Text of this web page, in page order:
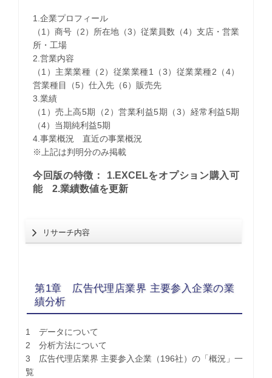
1.企業プロフィール
（1）商号（2）所在地（3）従業員数（4）支店・営業
所・工場
2.営業内容
（1）主業業種（2）従業業種1（3）従業業種2（4）
営業種目（5）仕入先（6）販売先
3.業績
（1）売上高5期（2）営業利益5期（3）経常利益5期
（4）当期純利益5期
4.事業概況 直近の事業概況
※上記は判明分のみ掲載
今回版の特徴： 1.EXCELをオプション購入可
能 2.業績数値を更新
リサーチ内容
第1章 広告代理店業界 主要参入企業の業
績分析
1 データについて
2 分析方法について
3 広告代理店業界 主要参入企業（196社）の「概況」一
覧